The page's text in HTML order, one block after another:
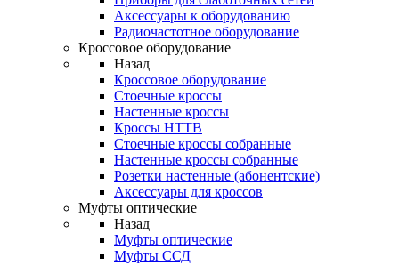
Аксессуары к оборудованию
Радиочастотное оборудование
Кроссовое оборудование
Назад
Кроссовое оборудование
Стоечные кроссы
Настенные кроссы
Кроссы HTTB
Стоечные кроссы собранные
Настенные кроссы собранные
Розетки настенные (абонентские)
Аксессуары для кроссов
Муфты оптические
Назад
Муфты оптические
Муфты ССД